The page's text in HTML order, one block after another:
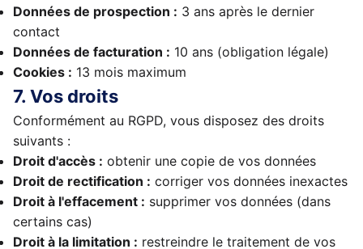
Données de prospection : 3 ans après le dernier
contact
Données de facturation : 10 ans (obligation légale)
Cookies : 13 mois maximum
7. Vos droits
Conformément au RGPD, vous disposez des droits
suivants :
Droit d'accès : obtenir une copie de vos données
Droit de rectification : corriger vos données inexactes
Droit à l'effacement : supprimer vos données (dans
certains cas)
Droit à la limitation : restreindre le traitement de vos